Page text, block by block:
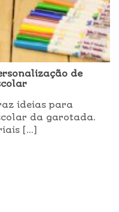
de
ideias para
da garotada.
[...]